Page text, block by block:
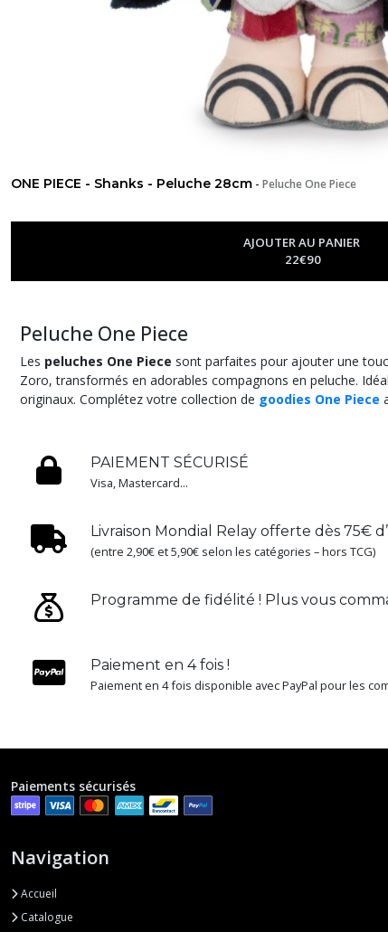
ONE PIECE - Shanks - Peluche 28cm - Peluche One Piece
AJOUTER AU PANIER
22€90
Peluche One Piece
Les peluches One Piece sont parfaites pour ajouter une
Zoro, transformés en adorables compagnons en peluche.
originaux. Complétez votre collection de goodies One Piece
PAIEMENT SÉCURISÉ
Visa, Mastercard...
Livraison Mondial Relay offerte dès 75€
(entre 2,90€ et 5,90€ selon les catégories – hors TCG)
Programme de fidélité ! Plus vous
Paiement en 4 fois !
Paiement en 4 fois disponible avec PayPal pour les
Paiements sécurisés
Navigation
Accueil
Catalogue